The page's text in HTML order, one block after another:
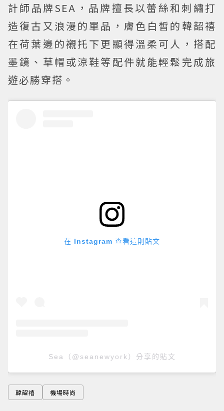
計師品牌SEA，品牌擅長以蕾絲和刺繡打
造復古又浪漫的單品，膚色白皙的韓韶禧
在荷葉邊的襯托下更顯得溫柔可人，搭配
墨鏡、草帽或涼鞋等配件就能輕鬆完成旅
遊必勝穿搭。
在 Instagram 查看這則貼文
Sea（@seanewyork）分享的貼文
韓韶禧 機場時尚